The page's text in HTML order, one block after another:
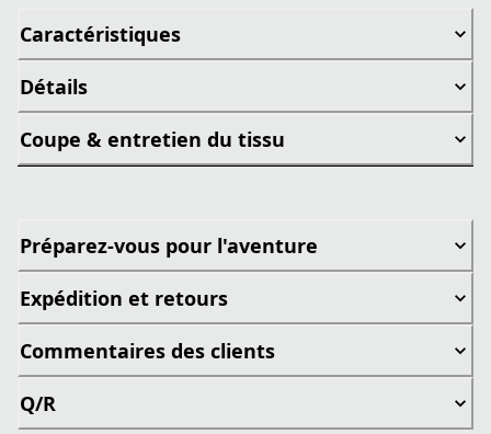
Caractéristiques
Détails
Coupe & entretien du tissu
Préparez-vous pour l'aventure
Expédition et retours
Commentaires des clients
Q/R